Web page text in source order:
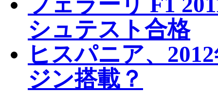
シュテスト合格
ヒスパニア、
ジン搭載？